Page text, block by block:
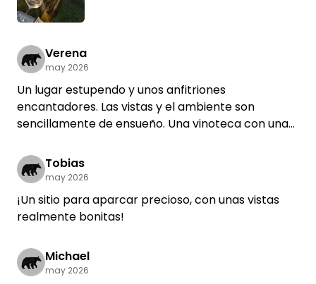
Verena
may 2026
Un lugar estupendo y unos anfitriones
encantadores. Las vistas y el ambiente son
sencillamente de ensueño. Una vinoteca con una
por la noche no hay baño…
Tobias
may 2026
¡Un sitio para aparcar precioso, con unas vistas
realmente bonitas!
Michael
may 2026